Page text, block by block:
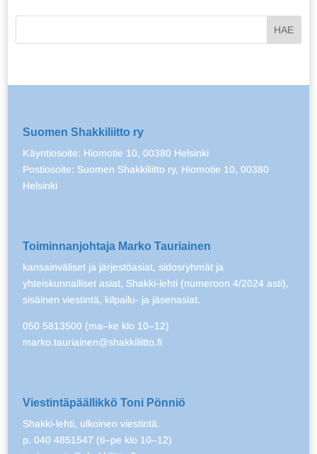
Suomen Shakkiliitto ry
Käyntiosoite: Hiomotie 10, 00380 Helsinki
Postiosoite: Suomen Shakkiliitto ry, Hiomotie 10, 00380
Helsinki
Toiminnanjohtaja Marko Tauriainen
kansainväliset ja järjestöasiat, sidosryhmät ja
yhteiskunnalliset asiat, Shakki-lehti (numeroon 4/2024 asti),
sisäinen viestintä, kilpailu- ja jäsenasiat.
050 5813500 (ma–ke klo 10–12)
marko.tauriainen@shakkiliitto.fi
Viestintäpäällikkö Toni Pönniö
Shakki-lehti, ulkoinen viestintä.
p. 040 4851547 (ti–pe klo 10–12)